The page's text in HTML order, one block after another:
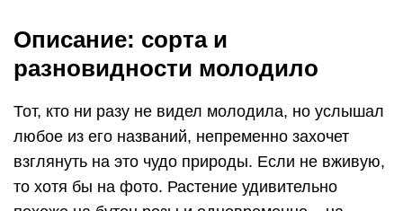
Описание: сорта и
разновидности молодило
Тот, кто ни разу не видел молодила, но услышал
любое из его названий, непременно захочет
взглянуть на это чудо природы. Если не вживую,
то хотя бы на фото. Растение удивительно